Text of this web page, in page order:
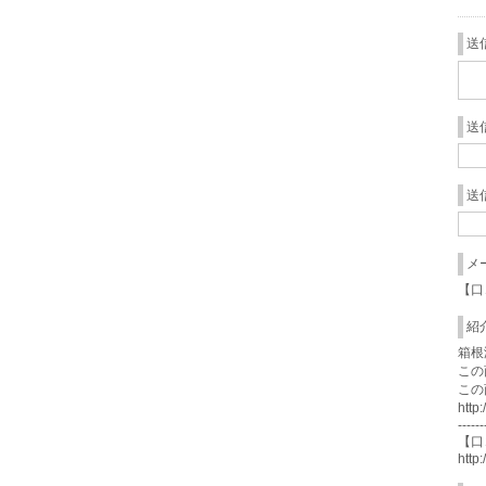
送
送
送
メ
【
紹
箱
こ
こ
【